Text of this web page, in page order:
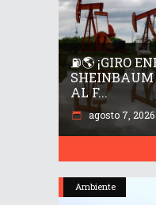
⛽🌎 ¡GIRO
SHEINBAUM
AL F...
agosto 7, 2026
Ambiente